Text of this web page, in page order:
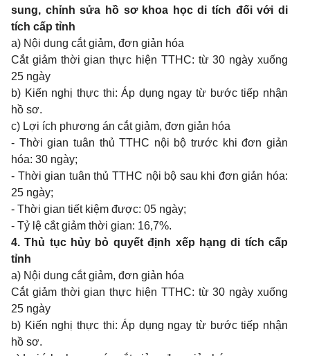
sung, chỉnh sửa hồ sơ khoa học di tích đối với di
tích cấp tỉnh
a) Nội dung cắt giảm, đơn giản hóa
Cắt giảm thời gian thực hiện TTHC: từ 30 ngày xuống
25 ngày
b) Kiến nghị thực thi: Áp dụng ngay từ bước tiếp nhận
hồ sơ.
c) Lợi ích phương án cắt giảm, đơn giản hóa
- Thời gian tuân thủ TTHC nội bộ trước khi đơn giản
hóa: 30 ngày;
- Thời gian tuân thủ TTHC nội bộ sau khi đơn giản hóa:
25 ngày;
- Thời gian tiết kiệm được: 05 ngày;
- Tỷ lệ cắt giảm thời gian: 16,7%.
4. Thủ tục hủy bỏ quyết định xếp hạng di tích cấp
tỉnh
a) Nội dung cắt giảm, đơn giản hóa
Cắt giảm thời gian thực hiện TTHC: từ 30 ngày xuống
25 ngày
b) Kiến nghị thực thi: Áp dụng ngay từ bước tiếp nhận
hồ sơ.